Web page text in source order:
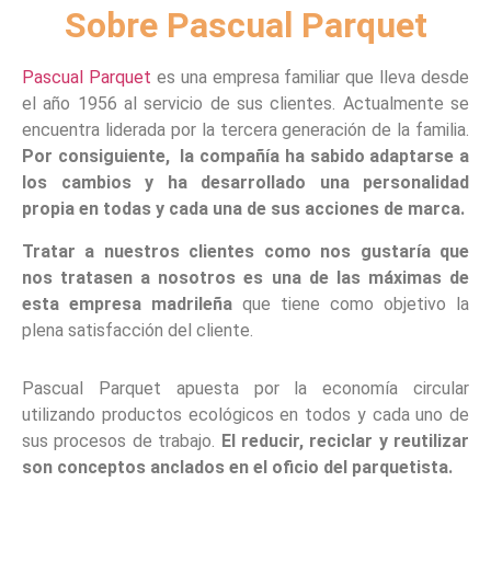
Sobre Pascual Parquet
Pascual Parquet es una empresa familiar que lleva desde
el año 1956 al servicio de sus clientes. Actualmente se
encuentra liderada por la tercera generación de la familia.
Por consiguiente, la compañía ha sabido adaptarse a
los cambios y ha desarrollado una personalidad
propia en todas y cada una de sus acciones de marca.
Tratar a nuestros clientes como nos gustaría que
nos tratasen a nosotros es una de las máximas de
esta empresa madrileña que tiene como objetivo la
plena satisfacción del cliente.
Pascual Parquet apuesta por la economía circular
utilizando productos ecológicos en todos y cada uno de
sus procesos de trabajo. El reducir, reciclar y reutilizar
son conceptos anclados en el oficio del parquetista.